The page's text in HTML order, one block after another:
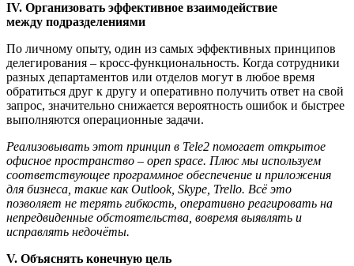
IV. Организовать эффективное взаимодействие
между подразделениями
По личному опыту, один из самых эффективных принципов
делегирования – кросс-функциональность. Когда сотрудники
разных департаментов или отделов могут в любое время
обратиться друг к другу и оперативно получить ответ на свой
запрос, значительно снижается вероятность ошибок и быстрее
выполняются операционные задачи.
Реализовывать этот принцип в Tele2 помогает открытое
офисное пространство – open space. Плюс мы используем
соответствующее программное обеспечение и приложения
для бизнеса, такие как Outlook, Skype, Trello. Всё это
позволяет не терять гибкость, оперативно реагировать на
непредвиденные обстоятельства, вовремя выявлять и
исправлять недочёты.
V. Объяснять конечную цель